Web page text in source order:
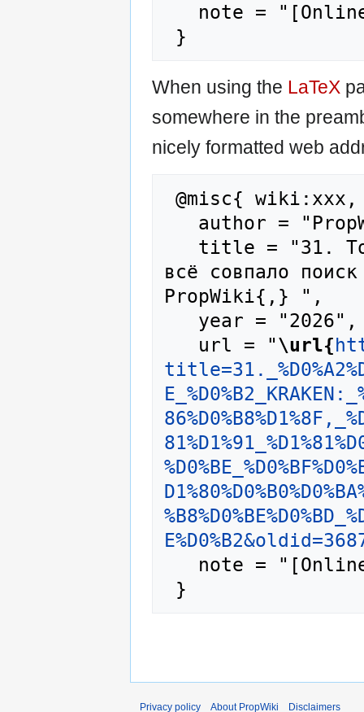
When using the LaTeX
somewhere in the
nicely formatted web
всё совпало
PropWiki{,} ",
   url = "
\url{
Privacy policy About PropWiki Disclaimers